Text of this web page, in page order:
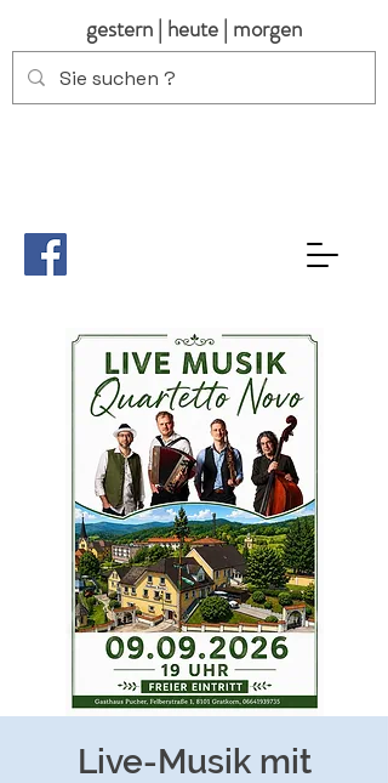
gestern | heute | morgen
Live-Musik mit